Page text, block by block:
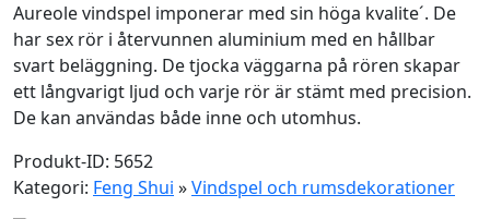
Aureole vindspel imponerar med sin höga kvalite´. De
har sex rör i återvunnen aluminium med en hållbar
svart beläggning. De tjocka väggarna på rören skapar
ett långvarigt ljud och varje rör är stämt med precision.
De kan användas både inne och utomhus.
Produkt-ID: 5652
Kategori: Feng Shui »Vindspel och rumsdekorationer